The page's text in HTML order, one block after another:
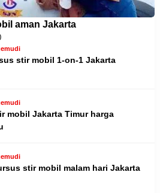
aman Jakarta
stir mobil 1-on-1 Jakarta
mobil Jakarta Timur harga
stir mobil malam hari Jakarta